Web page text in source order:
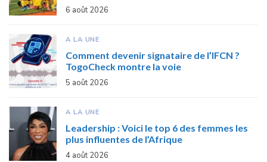
6 août 2026
A LA UNE
Comment devenir signataire de l’IFCN ?
TogoCheck montre la voie
5 août 2026
A LA UNE
Leadership : Voici le top 6 des femmes les
plus influentes de l’Afrique
4 août 2026